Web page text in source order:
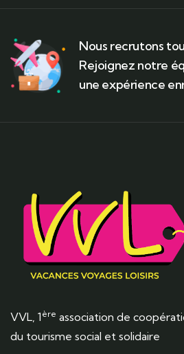
Nous recrutons
Rejoignez notre
une expérience
VVL, 1 ère association de
du tourisme social et solidaire